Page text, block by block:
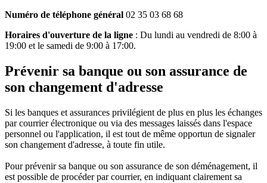
Numéro de téléphone général 02 35 03 68 68
Horaires d'ouverture de la ligne : Du lundi au vendredi de 8:00 à
19:00 et le samedi de 9:00 à 17:00.
Prévenir sa banque ou son assurance de
son changement d'adresse
Si les banques et assurances privilégient de plus en plus les échanges
par courrier électronique ou via des messages laissés dans l'espace
personnel ou l'application, il est tout de même opportun de signaler
son changement d'adresse, à toute fin utile.
Pour prévenir sa banque ou son assurance de son déménagement, il
est possible de procéder par courrier, en indiquant clairement sa